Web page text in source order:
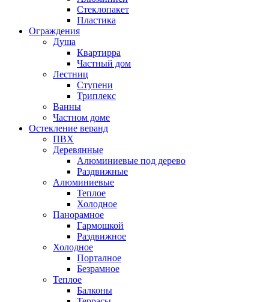
Стеклопакет
Пластика
Ограждения
Душа
Квартирра
Частный дом
Лестниц
Ступени
Триплекс
Ванны
Частном доме
Остекление веранд
ПВХ
Деревянные
Алюминиевые под дерево
Раздвижные
Алюминиевые
Теплое
Холодное
Панорамное
Гармошкой
Раздвижное
Холодное
Порталное
Безрамное
Теплое
Балконы